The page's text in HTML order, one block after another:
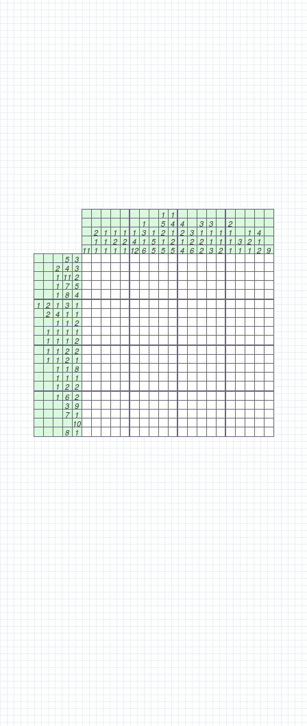
1
1
1
5 4 4 3 3
2
2
1 1 1 1 3 1 2 1 2 3 1 1 1 1 1 4
1
1 2 2 4 1 5 1 2 1 2 2 1 1 1 3 2
1
11 1 1 1 1 12 6 5 5 5 4 6 2 3 2 1 1 1 2 9
5 3
2 4 3
1 11 2
1
7 5
1 8 4
1 2 1 3
1
2 4 1
1
1
1 2
1
1 1
1
1
1 1 2
1
1 2 2
1
1 2
1
1
1 8
1
1
1
1 2 2
1 6 2
3 9
7
1
10
8
1